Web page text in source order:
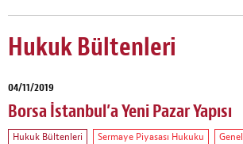
Hukuk Bültenleri
04/11/2019
Borsa İstanbul’a Yeni Pazar Yapısı
Hukuk Bültenleri Sermaye Piyasası Hukuku Genel